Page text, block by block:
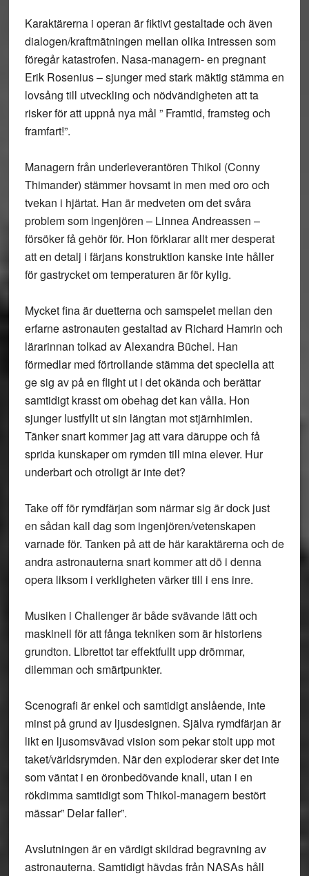
Karaktärerna i operan är fiktivt gestaltade och även
dialogen/kraftmätningen mellan olika intressen som
föregår katastrofen. Nasa-managern- en pregnant
Erik Rosenius – sjunger med stark mäktig stämma en
lovsång till utveckling och nödvändigheten att ta
risker för att uppnå nya mål ” Framtid, framsteg och
framfart!”.
Managern från underleverantören Thikol (Conny
Thimander) stämmer hovsamt in men med oro och
tvekan i hjärtat. Han är medveten om det svåra
problem som ingenjören – Linnea Andreassen –
försöker få gehör för. Hon förklarar allt mer desperat
att en detalj i färjans konstruktion kanske inte håller
för gastrycket om temperaturen är för kylig.
Mycket fina är duetterna och samspelet mellan den
erfarne astronauten gestaltad av Richard Hamrin och
lärarinnan tolkad av Alexandra Büchel. Han
förmedlar med förtrollande stämma det speciella att
ge sig av på en flight ut i det okända och berättar
samtidigt krasst om obehag det kan vålla. Hon
sjunger lustfyllt ut sin längtan mot stjärnhimlen.
Tänker snart kommer jag att vara däruppe och få
sprida kunskaper om rymden till mina elever. Hur
underbart och otroligt är inte det?
Take off för rymdfärjan som närmar sig är dock just
en sådan kall dag som ingenjören/vetenskapen
varnade för. Tanken på att de här karaktärerna och de
andra astronauterna snart kommer att dö i denna
opera liksom i verkligheten värker till i ens inre.
Musiken i Challenger är både svävande lätt och
maskinell för att fånga tekniken som är historiens
grundton. Librettot tar effektfullt upp drömmar,
dilemman och smärtpunkter.
Scenografi är enkel och samtidigt anslående, inte
minst på grund av ljusdesignen. Själva rymdfärjan är
likt en ljusomsvävad vision som pekar stolt upp mot
taket/världsrymden. När den exploderar sker det inte
som väntat i en öronbedövande knall, utan i en
rökdimma samtidigt som Thikol-managern bestört
mässar” Delar faller”.
Avslutningen är en värdigt skildrad begravning av
astronauterna. Samtidigt hävdas från NASAs håll